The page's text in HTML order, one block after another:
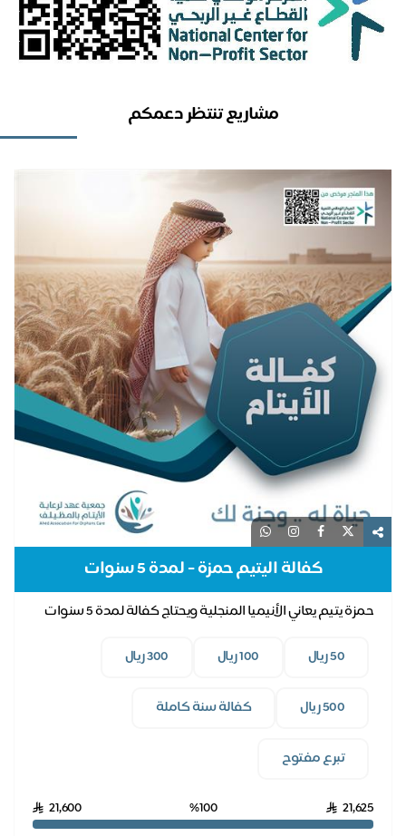
مشاريع تنتظر دعمكم
كفالة اليتيم حمزة - لمدة 5 سنوات
حمزة يتيم يعاني الأنيميا المنجلية ويحتاج كفالة لمدة 5 سنوات
كفالة سنة كاملة
تبرع مفتوح
21,625
%100
21,600